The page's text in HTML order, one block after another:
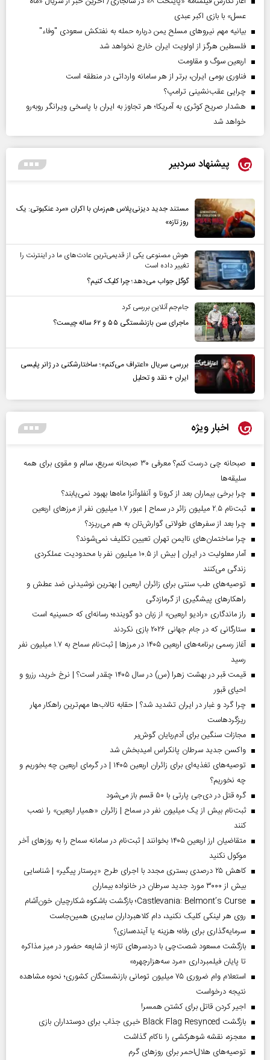
عسل» با بازی اکبر عبدی
بیانیه مهم نیروهای مسلح یمن درباره حمله به نفتکش سعودی "وفاء"
فلسطین هرگز از اولویت ایران خارج نخواهد شد
اربعین سوگ و مقاومت
فناوری بومی ایران، برتر از هر سامانه وارداتی در منطقه است
چرایی عقب‌نشینی ترامپ؟
هشدار صریح کوثری به آمریکا؛ هر تجاوز به ایران با پاسخی ویرانگر روبه‌رو
خواهد شد
پیشنهاد سردبیر
مستند جدید دیزنی‌پلاس هم‌زمان با اکران «مرد عنکبوتی: یک
روز تازه»
هوش مصنوعی یکی از قدیمی‌ترین عادت‌های ما در اینترنت را
تغییر داده است
گوگل جواب می‌دهد؛ چرا کلیک کنیم؟
جام‌جم آنلاین بررسی کرد
ماجرای سن بازنشستگی ۵۵ و ۶۲ ساله چیست؟
بررسی سریال «اعتراف می‌کنم»؛ ساختارشکنی در ژانر پلیسی
ایران + نقد و تحلیل
اخبار ویژه
صبحانه چی درست کنم؟ معرفی ۳۰ صبحانه سریع، سالم و مقوی برای همه
سلیقه‌ها
چرا برخی بیماران بعد از کرونا و آنفلوآنزا ماه‌ها بهبود نمی‌یابند؟
ثبت‌نام ۲.۵ میلیون زائر در سماح | عبور ۱.۷ میلیون نفر از مرز‌های اربعین
چرا بعد از سفرهای طولانی گوارش‌تان به هم می‌ریزد؟
چرا ساختمان‌های ناایمن تهران تعیین تکلیف نمی‌شوند؟
آمار معلولیت در ایران | بیش از ۱۰.۵ میلیون نفر با محدودیت عملکردی
زندگی می‌کنند
توصیه‌های طب سنتی برای زائران اربعین | بهترین نوشیدنی ضد عطش و
راهکارهای پیشگیری از گرمازدگی
راز ماندگاری «رادیو اربعین» از زبان دو گوینده؛ رسانه‌ای که حسینیه است
ستارگانی که در جام جهانی ۲۰۲۶ بازی نکردند
آغاز رسمی برنامه‌های اربعین ۱۴۰۵ در مرز‌ها | ثبت‌نام سماح به ۱.۷ میلیون نفر
رسید
قیمت قبر در بهشت زهرا (س) در سال ۱۴۰۵ چقدر است؟ | نرخ خرید، رزرو و
احیای قبور
چرا گرد و غبار در ایران تشدید شد؟ | حقابه تالاب‌ها مهم‌ترین راهکار مهار
ریزگردهاست
مجازات سنگین برای آدم‌ربایان گوش‌بر
واکسن جدید سرطان پانکراس امیدبخش شد
توصیه‌های تغذیه‌ای برای زائران اربعین ۱۴۰۵ | در گرمای اربعین چه بخوریم و
چه نخوریم؟
گره قتل در دی‌جی پارتی با ۵۰ قسم باز می‌شود
ثبت‌نام بیش از یک میلیون نفر در سماح | زائران «همیار اربعین» را نصب
کنند
متقاضیان ارز اربعین ۱۴۰۵ بخوانند | ثبت‌نام در سامانه سماح را به روز‌های آخر
موکول نکنید
کاهش ۲۵ درصدی بستری مجدد با اجرای طرح «پرستار پیگیر» | شناسایی
بیش از ۳۰۰۰ مورد جدید سرطان در خانواده بیماران
Castlevania: Belmont’s Curse؛ بازگشت باشکوه شکارچیان خون‌آشام
روی هر لینکی کلیک نکنید، دام کلاهبرداران سایبری همین‌جاست
سرمایه‌گذاری برای رفاه؛ هزینه یا آینده‌سازی؟
بازگشت مسعود شصت‌چی با دردسر‌های تازه؛ از شایعه حضور در میز مذاکره
تا پایان فیلمبرداری «مرد سه‌هزارچهره»
استعلام وام ضروری ۷۵ میلیون تومانی بازنشستگان کشوری؛ نحوه مشاهده
نتیجه درخواست
اجیر کردن قاتل برای کشتن همسر!
بازگشت Black Flag Resynced خبری جذاب برای دوستداران بازی
معجزه، نقشه شوهرکشی را ناکام گذاشت
توصیه‌های هلال‌احمر برای روز‌های گرم